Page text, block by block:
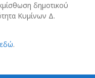
δημοτικού
Κυμίνων Δ.
εδώ.